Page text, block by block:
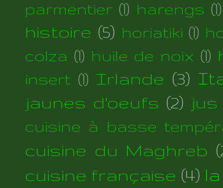
parmentier (1) harengs (1)
histoire (5) horiatiki (1)
colza (1) huile de noix (1)
insert (1) Irlande (3)
jaunes d'oeufs (2)
cuisine à basse
cuisine du Maghreb
cuisine française (4)